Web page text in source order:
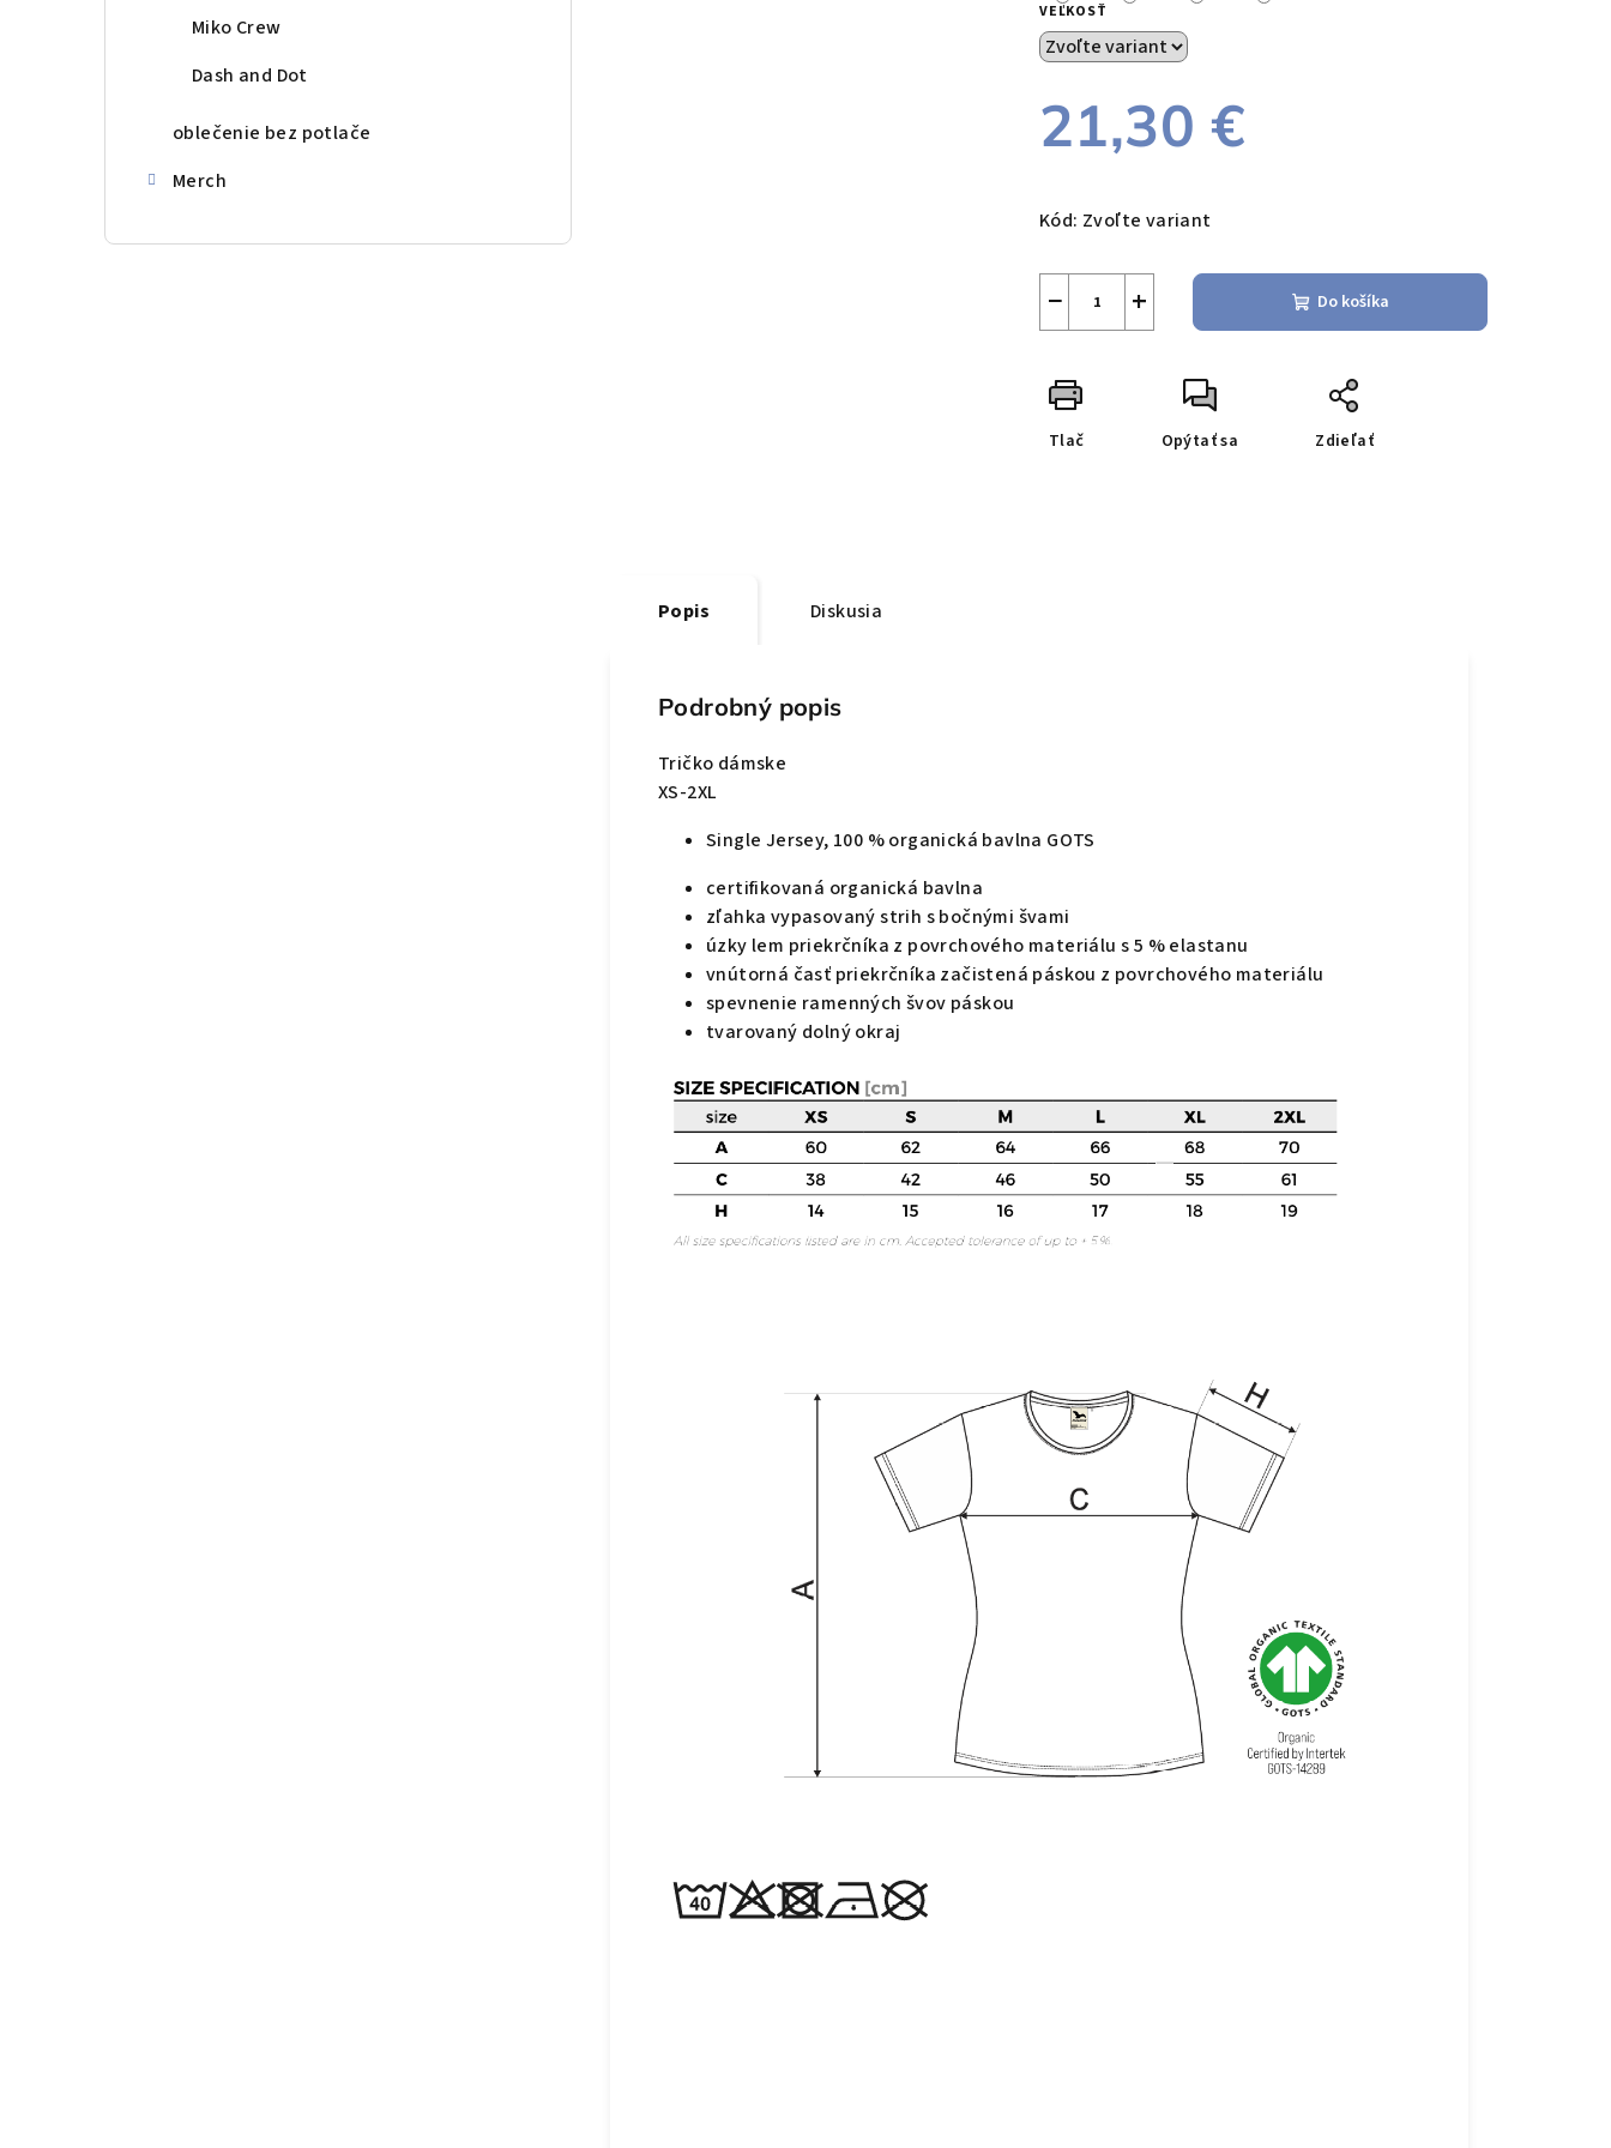
Miko Crew
Dash and Dot
oblečenie bez potlače
Merch
VEĽKOSŤ
21,30 €
cena:
Kód: Zvoľte variant
+
− Do košíka
Tlač Opýtať sa Zdieľať
Popis Diskusia
Podrobný popis
Tričko dámske
XS-2XL
Single Jersey, 100 % organická bavlna GOTS
certifikovaná organická bavlna
zľahka vypasovaný strih s bočnými švami
úzky lem priekrčníka z povrchového materiálu s 5 % elastanu
vnútorná časť priekrčníka začistená páskou z povrchového materiálu
spevnenie ramenných švov páskou
tvarovaný dolný okraj